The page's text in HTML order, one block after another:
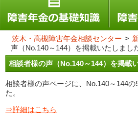
茨木・高槻障害年金相談センター >
声（No.140～144）を掲載いたしまし
相談者様の声（No.140～144）を掲載
相談者様の声ページに、No.140～144
た。
⇒詳細はこちら